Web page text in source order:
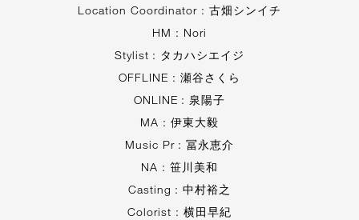
Location Coordinator : 古畑シンイチ
HM : Nori
Stylist : タカハシエイジ
OFFLINE : 瀬⾕さくら
ONLINE : 泉陽⼦
MA : 伊東⼤毅
Music Pr : 冨永恵介
NA : 笹川美和
Casting : 中村裕之
Colorist : 横⽥早紀